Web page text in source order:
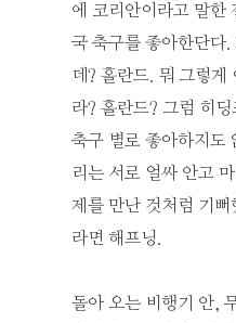
에 코리안이라고 말한
국 축구를 좋아한단다
데? 홀란드. 뭐 그렇게
라? 홀란드? 그럼 히
축구 별로 좋아하지도
리는 서로 얼싸 안고
제를 만난 것처럼 기뻐
라면 해프닝.
돌아 오는 비행기 안,